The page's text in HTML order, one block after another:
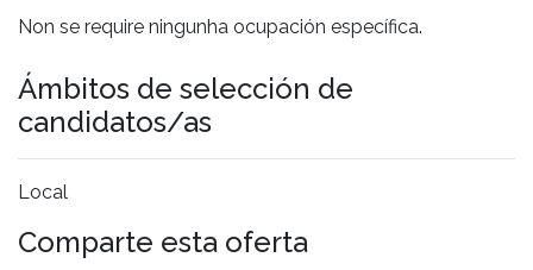
Non se require ningunha ocupación específica.
Ámbitos de selección de
candidatos/as
Local
Comparte esta oferta